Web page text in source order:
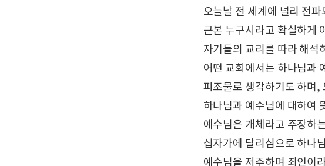
오늘날 전 세계에 널리 전
근본 누구시라고 확실하게
자기들의 교리를 따라 해석
어떤 교회에서는 하나님과
피조물로 생각하기도 하며,
하나님과 예수님에 대하여
예수님은 개체라고 주장하
십자가에 달리심으로 하나
예수님을 저주하며 죄인이